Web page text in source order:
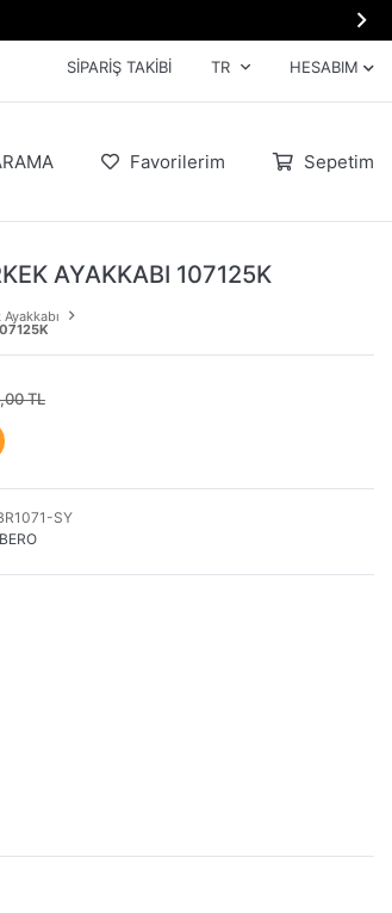

SIPARIŞ TAKIBI TR HESABIM
Favorilerim Sepetim
AYAKKABI 107125K
TL
SY